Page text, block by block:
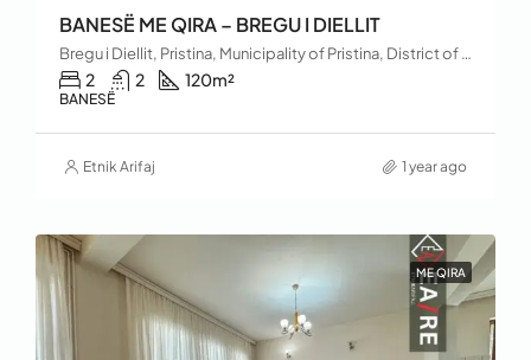
BANESË ME QIRA – BREGU I DIELLIT
Bregu i Diellit, Pristina, Municipality of Pristina, District of Prishtina, 10060, Kosovo
2 2 120m²
BANESË
Etnik Arifaj 1 year ago
ME QIRA